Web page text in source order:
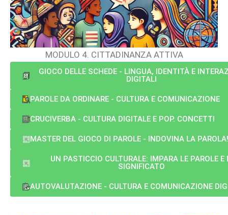
MODULO 4. CITTADINANZA ATTIVA
GIOCO DELLE SCHEDE - LINGUA, IDENTITÀ E
DIGITALI
PAROLE DA ORDINARE - CULTURA E COMUNICAZIONE
CRUCIVERBA - CULTURA DIGITALE E POP. CONCETTI
MASTER DEL GIOCO DI PAROLE - INDOVINA LA PAROLA!
UN PASTICCIO CULTURALE: IMPARA LE PAROLE E
SIGNIFICATO
AUTOVALUTAZIONE - CULTURA E COMUNICAZIONE